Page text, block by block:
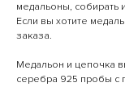
медальоны, собирать
Если вы хотите
заказа.
Медальон и цепочка
серебра 925 пробы с